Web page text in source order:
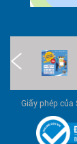
Giấy phép của